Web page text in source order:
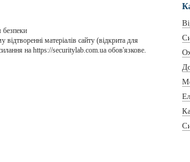
матеріалів сайту (відкрита для
на https://securitylab.com.ua обов'язкове.